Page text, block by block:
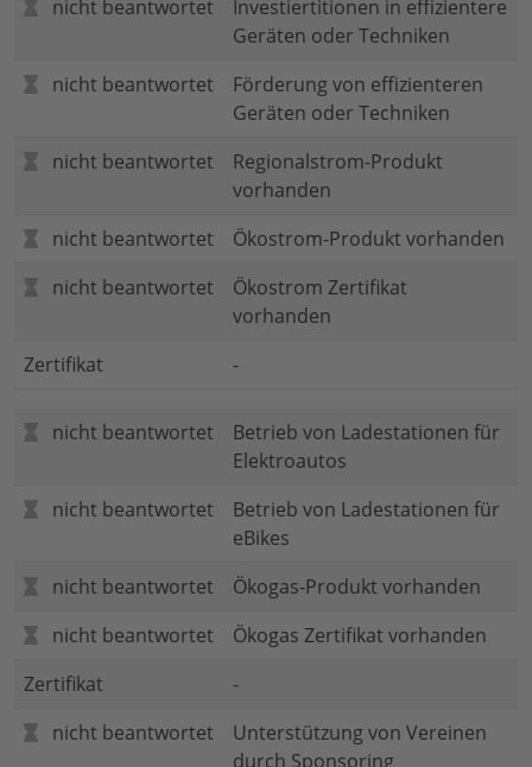
nicht beantwortet
Investiertitionen in effizientere
Geräten oder Techniken
nicht beantwortet
Förderung von effizienteren
Geräten oder Techniken
nicht beantwortet
Regionalstrom-Produkt
vorhanden
nicht beantwortet
Ökostrom-Produkt vorhanden
nicht beantwortet
Ökostrom Zertifikat
vorhanden
Zertifikat
-
nicht beantwortet
Betrieb von Ladestationen für
Elektroautos
nicht beantwortet
Betrieb von Ladestationen für
eBikes
nicht beantwortet
Ökogas-Produkt vorhanden
nicht beantwortet
Ökogas Zertifikat vorhanden
Zertifikat
-
nicht beantwortet
Unterstützung von Vereinen
durch Sponsoring